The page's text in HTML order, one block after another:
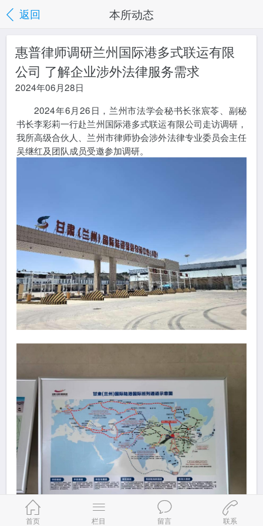
返回 本所动态
惠普律师调研兰州国际港多式联运有限
公司 了解企业涉外法律服务需求
2024年06月28日
2024年6月26日，兰州市法学会秘书长张宸苓、副秘
书长李彩莉一行赴兰州国际港多式联运有限公司走访调研，
我所高级合伙人、兰州市律师协会涉外法律专业委员会主任
吴继红及团队成员受邀参加调研。
兰州国际港多式联运有限公司有关负责人首先对调研组
首页 栏目 留言 联系